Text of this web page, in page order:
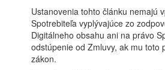
Ustanovenia tohto článku nemajú
Spotrebiteľa vyplývajúce zo
Digitálneho obsahu ani na právo
odstúpenie od Zmluvy, ak mu toto
zákon.